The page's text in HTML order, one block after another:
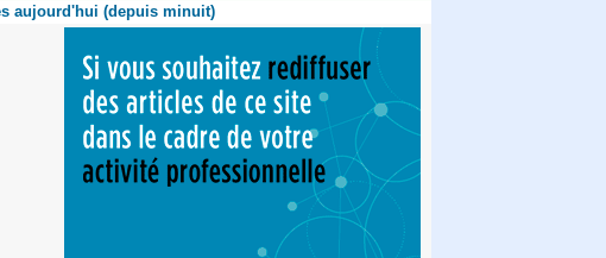
aujourd'hui (depuis minuit)